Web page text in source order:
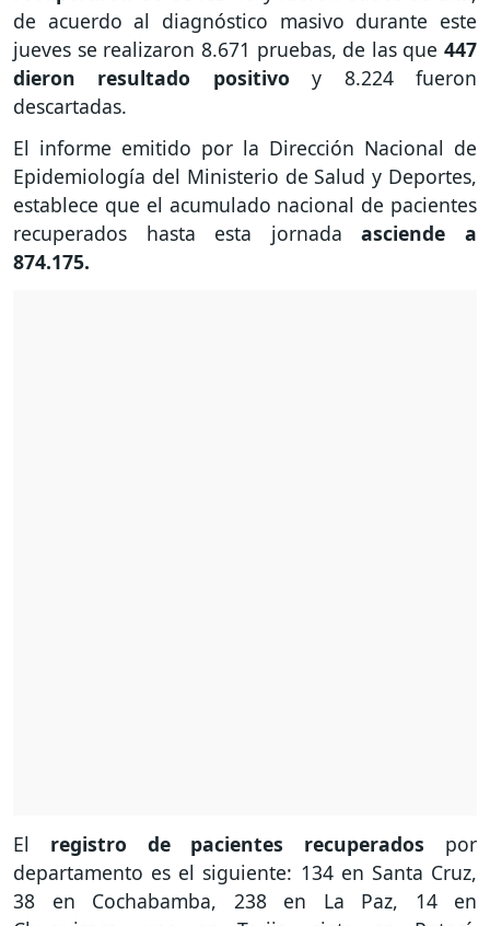
de acuerdo al diagnóstico masivo durante este
jueves se realizaron 8.671 pruebas, de las que 447
dieron resultado positivoy 8.224 fueron
descartadas.
El informe emitido por la Dirección Nacional de
Epidemiología del Ministerio de Salud y Deportes,
establece que el acumulado nacional de pacientes
recuperados hasta esta jornadaasciende a
874.175.
El registro de pacientes recuperados por
departamento es el siguiente: 134 en Santa Cruz,
38 en Cochabamba, 238 en La Paz, 14 en